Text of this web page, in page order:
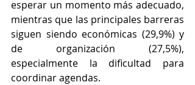
esperar un momento más adecuado,
mientras que las principales barreras
siguen siendo económicas (29,9%) y
de organización (27,5%),
especialmente la dificultad para
coordinar agendas.